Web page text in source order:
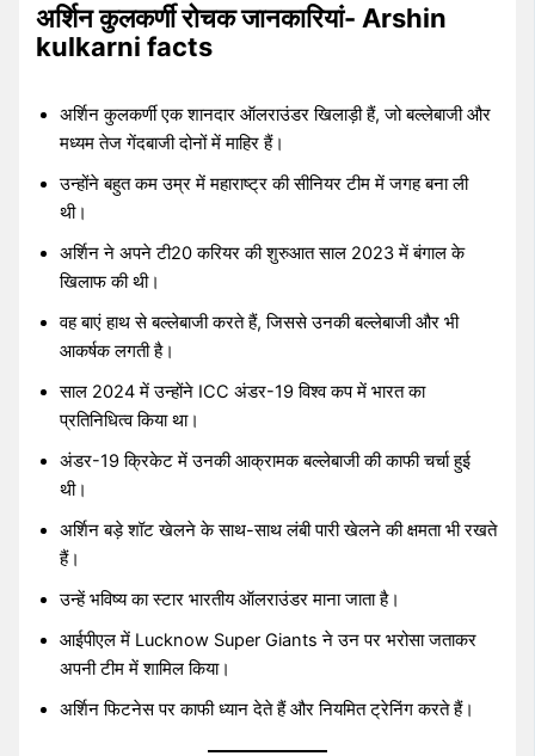
अर्शिन कुलकर्णी रोचक जानकारियां- Arshin
kulkarni facts
अर्शिन कुलकर्णी एक शानदार ऑलराउंडर खिलाड़ी हैं, जो बल्लेबाजी और
मध्यम तेज गेंदबाजी दोनों में माहिर हैं।
उन्होंने बहुत कम उम्र में महाराष्ट्र की सीनियर टीम में जगह बना ली
थी।
अर्शिन ने अपने टी20 करियर की शुरुआत साल 2023 में बंगाल के
खिलाफ की थी।
वह बाएं हाथ से बल्लेबाजी करते हैं, जिससे उनकी बल्लेबाजी और भी
आकर्षक लगती है।
साल 2024 में उन्होंने ICC अंडर-19 विश्व कप में भारत का
प्रतिनिधित्व किया था।
अंडर-19 क्रिकेट में उनकी आक्रामक बल्लेबाजी की काफी चर्चा हुई
थी।
अर्शिन बड़े शॉट खेलने के साथ-साथ लंबी पारी खेलने की क्षमता भी रखते
हैं।
उन्हें भविष्य का स्टार भारतीय ऑलराउंडर माना जाता है।
आईपीएल में Lucknow Super Giants ने उन पर भरोसा जताकर
अपनी टीम में शामिल किया।
अर्शिन फिटनेस पर काफी ध्यान देते हैं और नियमित ट्रेनिंग करते हैं।